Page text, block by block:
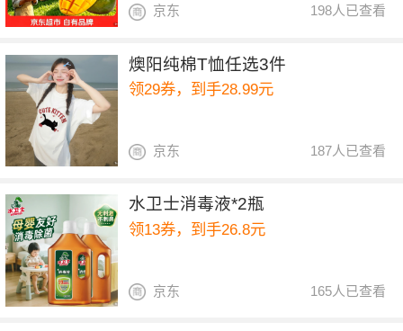
198人已查看
京东
燠阳纯棉T恤任选3件
领29券，到手28.99元
187人已查看
京东
水卫士消毒液*2瓶
领13券，到手26.8元
165人已查看
京东